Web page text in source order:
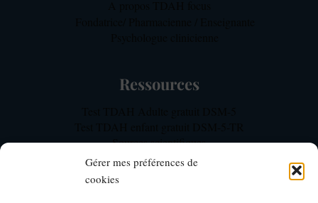
Gérer mes préférences de
cookies
Ressources
Sources scientifiques
Notre méthodologie d’expertise TDAH